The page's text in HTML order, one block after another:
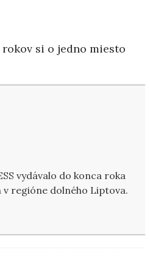
si o jedno miesto
vydávalo do konca roka
v regióne dolného Liptova.